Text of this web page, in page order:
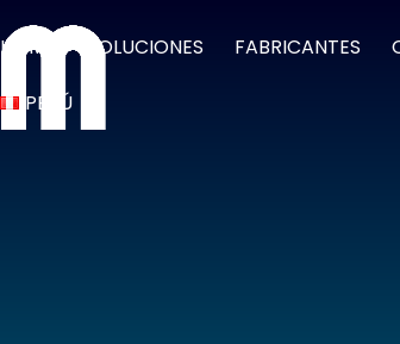
HOME SOLUCIONES FABRICANTES
PERÚ